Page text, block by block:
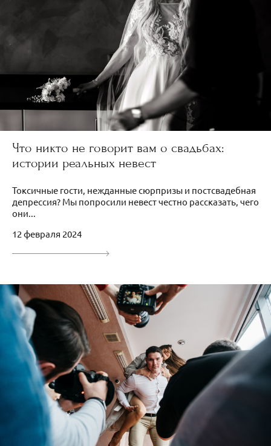
Что никто не говорит вам о свадьбах:
истории реальных невест
Токсичные гости, нежданные сюрпризы и постсвадебная
депрессия? Мы попросили невест честно рассказать, чего
они...
12 февраля 2024